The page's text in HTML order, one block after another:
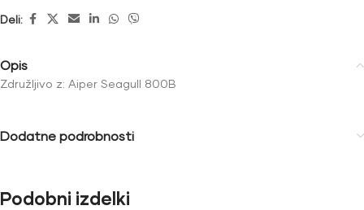
Deli:
Opis
Združljivo z: Aiper Seagull 800B
Dodatne podrobnosti
Podobni izdelki